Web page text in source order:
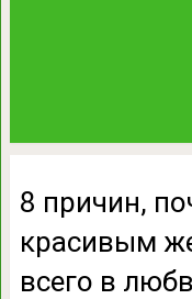
8 причин,
красивым
всего в